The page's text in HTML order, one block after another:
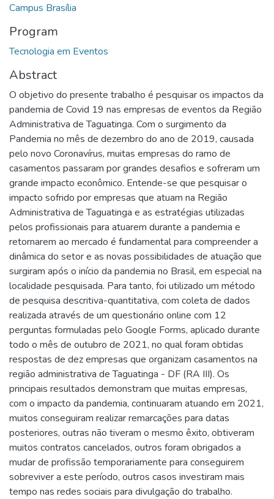
Campus Brasília
Program
Tecnologia em Eventos
Abstract
O objetivo do presente trabalho é pesquisar os impactos da
pandemia de Covid 19 nas empresas de eventos da Região
Administrativa de Taguatinga. Com o surgimento da
Pandemia no mês de dezembro do ano de 2019, causada
pelo novo Coronavírus, muitas empresas do ramo de
casamentos passaram por grandes desafios e sofreram um
grande impacto econômico. Entende-se que pesquisar o
impacto sofrido por empresas que atuam na Região
Administrativa de Taguatinga e as estratégias utilizadas
pelos profissionais para atuarem durante a pandemia e
retornarem ao mercado é fundamental para compreender a
dinâmica do setor e as novas possibilidades de atuação que
surgiram após o início da pandemia no Brasil, em especial na
localidade pesquisada. Para tanto, foi utilizado um método
de pesquisa descritiva-quantitativa, com coleta de dados
realizada através de um questionário online com 12
perguntas formuladas pelo Google Forms, aplicado durante
todo o mês de outubro de 2021, no qual foram obtidas
respostas de dez empresas que organizam casamentos na
região administrativa de Taguatinga - DF (RA III). Os
principais resultados demonstram que muitas empresas,
com o impacto da pandemia, continuaram atuando em 2021,
muitos conseguiram realizar remarcações para datas
posteriores, outras não tiveram o mesmo êxito, obtiveram
muitos contratos cancelados, outros foram obrigados a
mudar de profissão temporariamente para conseguirem
sobreviver a este período, outros casos investiram mais
tempo nas redes sociais para divulgação do trabalho.